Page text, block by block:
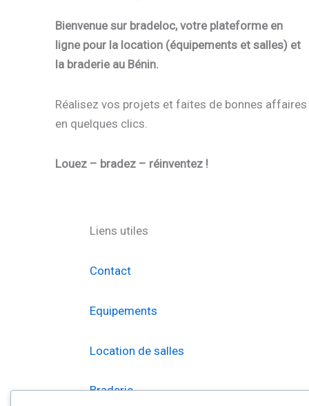
Bienvenue sur bradeloc, votre plateforme en
ligne pour la location (équipements et salles) et
la braderie au Bénin.
Réalisez vos projets et faites de bonnes affaires
en quelques clics.
Louez – bradez – réinventez !
Liens utiles
Contact
Equipements
Location de salles
Braderie